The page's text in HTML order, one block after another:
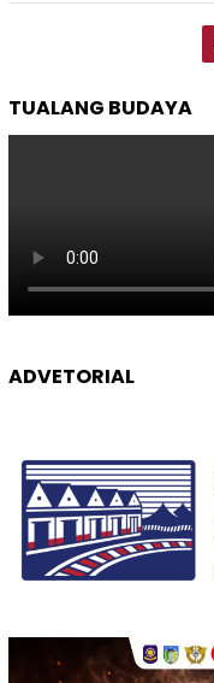
TUALANG BUDAYA
ADVETORIAL